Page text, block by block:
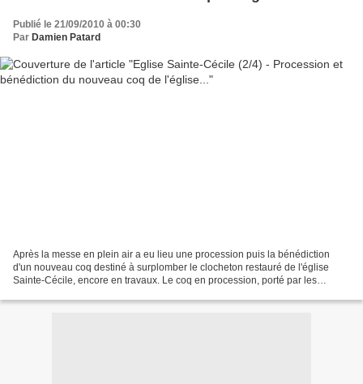
Publié le 21/09/2010 à 00:30
Par Damien Patard
Après la messe en plein air a eu lieu une procession puis la bénédiction
d'un nouveau coq destiné à surplomber le clocheton restauré de l'église
Sainte-Cécile, encore en travaux. Le coq en procession, porté par les